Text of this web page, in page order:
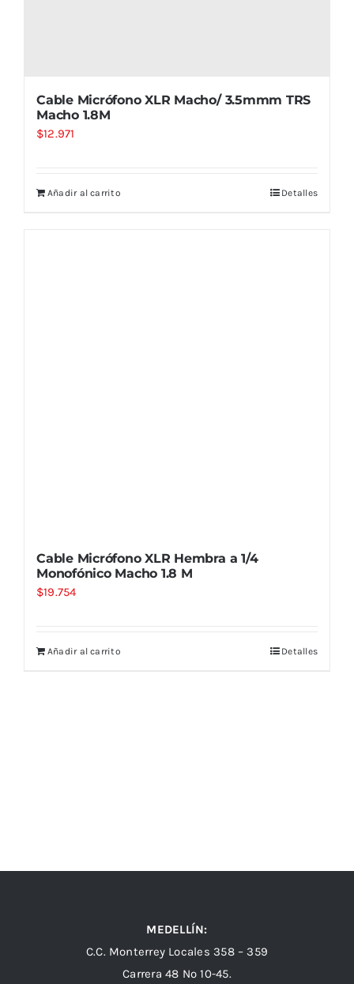
Cable Micrófono XLR Macho/ 3.5mmm TRS
Macho 1.8M
$12.971
Añadir al carrito Detalles
Cable Micrófono XLR Hembra a 1/4
Monofónico Macho 1.8 M
$19.754
Añadir al carrito Detalles
MEDELLÍN:
C.C. Monterrey Locales 358 – 359
Carrera 48 Nº 10-45.